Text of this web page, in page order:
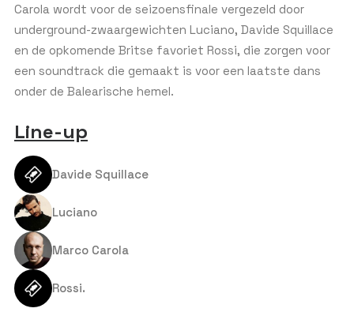
Carola wordt voor de seizoensfinale vergezeld door
underground-zwaargewichten Luciano, Davide Squillace
en de opkomende Britse favoriet Rossi, die zorgen voor
een soundtrack die gemaakt is voor een laatste dans
onder de Balearische hemel.
Line-up
Davide Squillace
Luciano
Marco Carola
Rossi.
n
i
t
d
t
a
t
e
s
+
1
AANTAL PERSONEN
De meeste tafels zijn geprijsd op basis van groepen van